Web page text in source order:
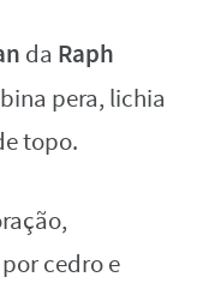
da Raph
pera, lichia
topo.
cedro e